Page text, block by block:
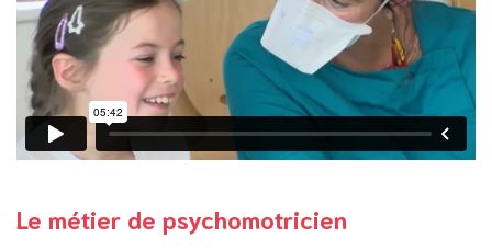
Le métier de psychomotricien